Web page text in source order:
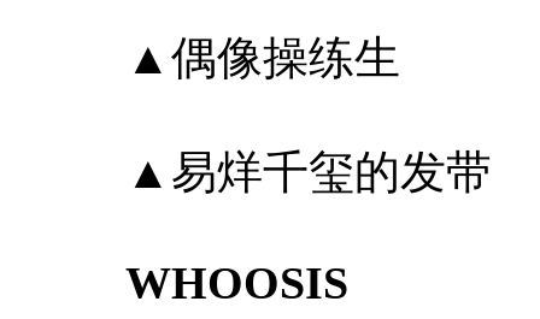
▲偶像操练生
▲易烊千玺的发带
WHOOSIS